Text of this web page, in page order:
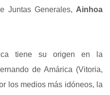
Juntas Generales, Ainhoa
tiene su origen en la
de Amárica (Vitoria,
los medios más idóneos, la